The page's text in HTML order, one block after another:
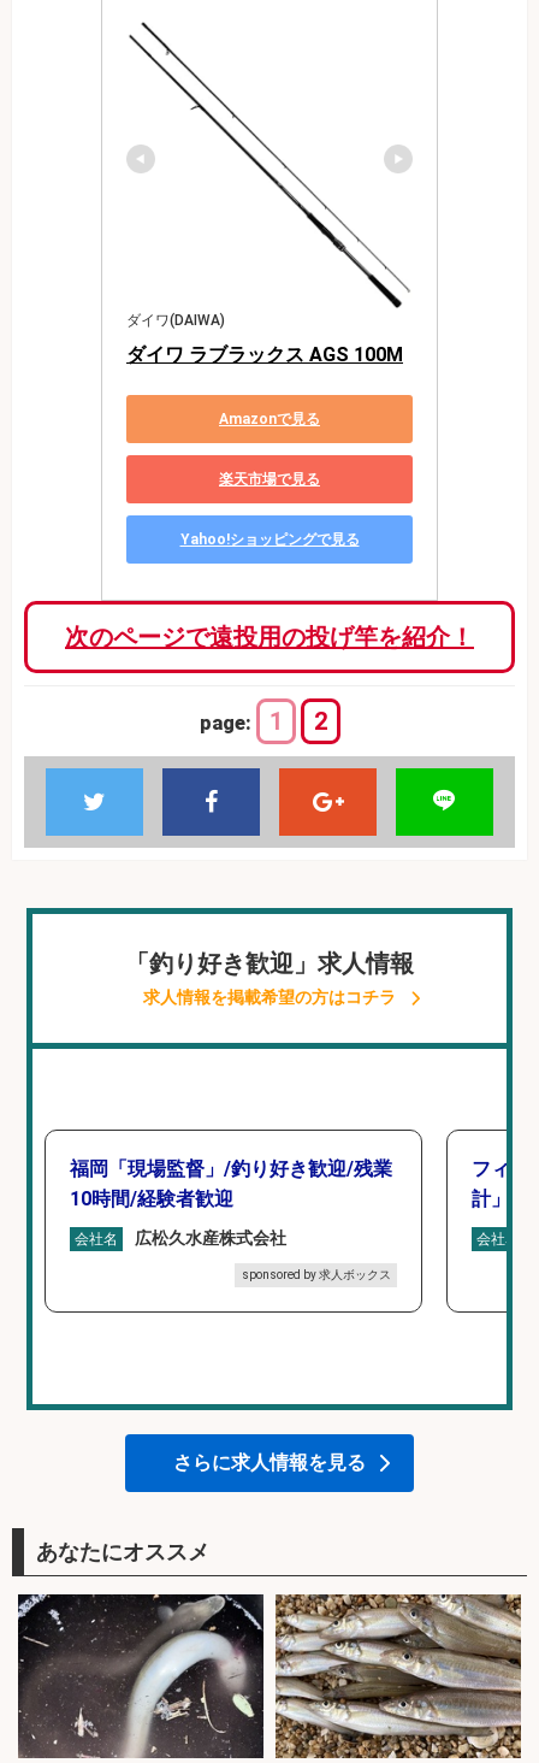
ダイワ(DAIWA)
ダイワ ラブラックス AGS 100M
Amazonで見る
楽天市場で見る
Yahoo!ショッピングで見る
次のページで遠投用の投げ竿を紹介！
page: 1 2
「釣り好き歓迎」求人情報
求人情報を掲載希望の方はコチラ
福岡「現場監督」/釣り好き歓迎/残業
10時間/経験者歓迎
会社名 広松久水産株式会社
sponsored by 求人ボックス
フィッ
計」
会社名
さらに求人情報を見る
あなたにオススメ